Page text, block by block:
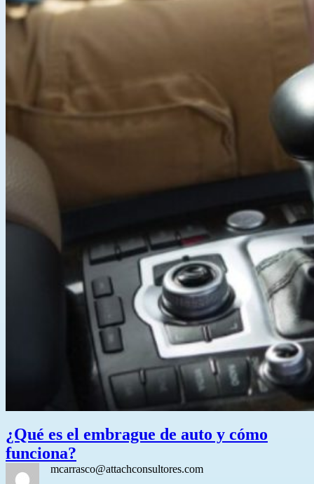
¿Qué es el embrague de auto y cómo
funciona?
mcarrasco@attachconsultores.com